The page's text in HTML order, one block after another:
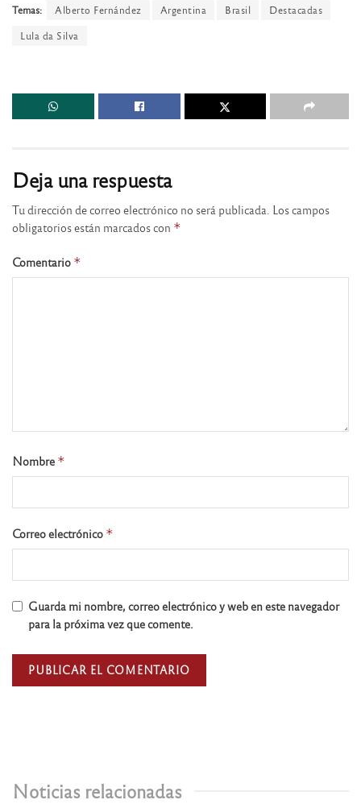
Temas: Alberto Fernández Argentina Brasil
Destacadas
Lula da Silva
Noticias relacionadas
Deja una respuesta
Tu dirección de correo electrónico no será publicada. Los campos
obligatorios están marcados con *
Comentario *
Nombre *
Correo electrónico *
Guarda mi nombre, correo electrónico y web en este navegador
para la próxima vez que comente.